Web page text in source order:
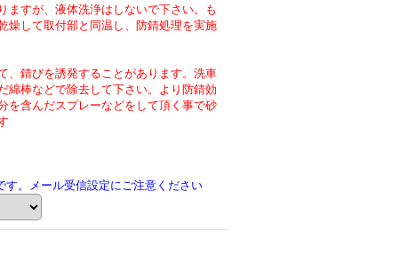
すが、液体洗浄はしないで下さい。も
燥して取付部と同温し、防錆処理を実施
、錆びを誘発することがあります。洗車
綿棒などで除去して下さい。より防錆効
を含んだスプレーなどをして頂く事で砂
。メール受信設定にご注意ください